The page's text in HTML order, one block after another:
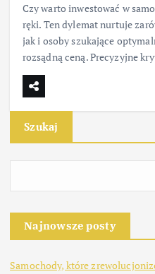
Czy warto inwestować w
ręki. Ten dylemat nurtuje
jak i osoby szukające
rozsądną ceną. Precyzyjne
Szukaj
Najnowsze posty
Samochody, które